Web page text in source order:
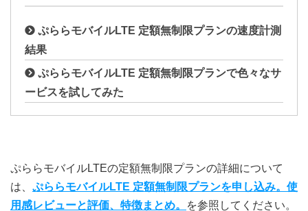
ぷららモバイルLTE 定額無制限プランの速度計測
結果
ぷららモバイルLTE 定額無制限プランで色々なサ
ービスを試してみた
ぷららモバイルLTEの定額無制限プランの詳細について
は、 ぷららモバイルLTE 定額無制限プランを申し込み。使
用感レビューと評価、特徴まとめ。
を参照してください。